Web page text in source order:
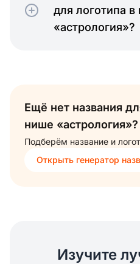
для логотипа
«астрология»?
Ещё нет названия
нише «астрология»?
Подберём название и
Открыть генератор
Изучите